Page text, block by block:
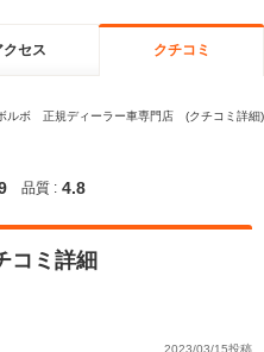
セス クチコミ
ルボ 正規ディーラー車専門店 (クチコミ詳細)
品質 : 4.8
コミ詳細
2023/03/15投稿